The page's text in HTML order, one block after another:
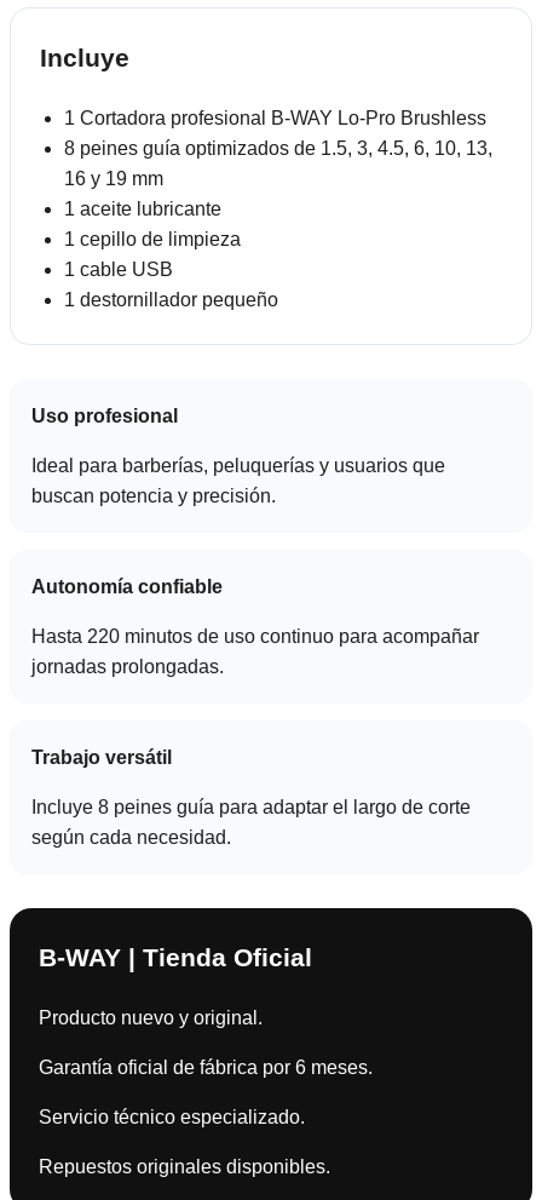
Incluye
1 Cortadora profesional B-WAY Lo-Pro Brushless
8 peines guía optimizados de 1.5, 3, 4.5, 6, 10, 13,
16 y 19 mm
1 aceite lubricante
1 cepillo de limpieza
1 cable USB
1 destornillador pequeño
Uso profesional
Ideal para barberías, peluquerías y usuarios que
buscan potencia y precisión.
Autonomía confiable
Hasta 220 minutos de uso continuo para acompañar
jornadas prolongadas.
Trabajo versátil
Incluye 8 peines guía para adaptar el largo de corte
según cada necesidad.
B-WAY | Tienda Oficial
Producto nuevo y original.
Garantía oficial de fábrica por 6 meses.
Servicio técnico especializado.
Repuestos originales disponibles.